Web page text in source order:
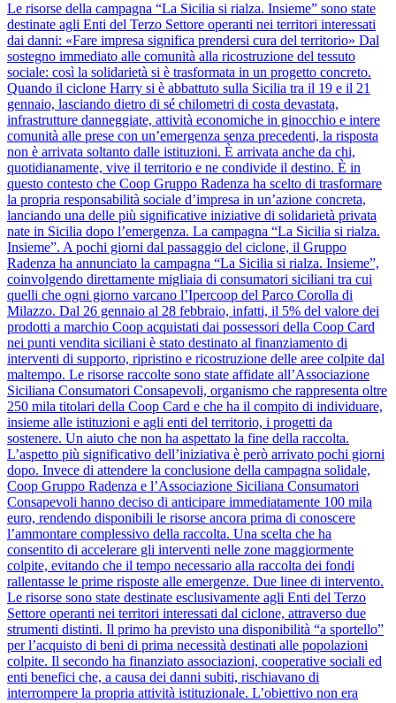
Le risorse della campagna “La Sicilia si rialza. Insieme” sono state
destinate agli Enti del Terzo Settore operanti nei territori interessati
dai danni: «Fare impresa significa prendersi cura del territorio» Dal
sostegno immediato alle comunità alla ricostruzione del tessuto
sociale: così la solidarietà si è trasformata in un progetto concreto.
Quando il ciclone Harry si è abbattuto sulla Sicilia tra il 19 e il 21
gennaio, lasciando dietro di sé chilometri di costa devastata,
infrastrutture danneggiate, attività economiche in ginocchio e intere
comunità alle prese con un’emergenza senza precedenti, la risposta
non è arrivata soltanto dalle istituzioni. È arrivata anche da chi,
quotidianamente, vive il territorio e ne condivide il destino. È in
questo contesto che Coop Gruppo Radenza ha scelto di trasformare
la propria responsabilità sociale d’impresa in un’azione concreta,
lanciando una delle più significative iniziative di solidarietà privata
nate in Sicilia dopo l’emergenza. La campagna “La Sicilia si rialza.
Insieme”. A pochi giorni dal passaggio del ciclone, il Gruppo
Radenza ha annunciato la campagna “La Sicilia si rialza. Insieme”,
coinvolgendo direttamente migliaia di consumatori siciliani tra cui
quelli che ogni giorno varcano l’Ipercoop del Parco Corolla di
Milazzo. Dal 26 gennaio al 28 febbraio, infatti, il 5% del valore dei
prodotti a marchio Coop acquistati dai possessori della Coop Card
nei punti vendita siciliani è stato destinato al finanziamento di
interventi di supporto, ripristino e ricostruzione delle aree colpite dal
maltempo. Le risorse raccolte sono state affidate all’Associazione
Siciliana Consumatori Consapevoli, organismo che rappresenta oltre
250 mila titolari della Coop Card e che ha il compito di individuare,
insieme alle istituzioni e agli enti del territorio, i progetti da
sostenere. Un aiuto che non ha aspettato la fine della raccolta.
L’aspetto più significativo dell’iniziativa è però arrivato pochi giorni
dopo. Invece di attendere la conclusione della campagna solidale,
Coop Gruppo Radenza e l’Associazione Siciliana Consumatori
Consapevoli hanno deciso di anticipare immediatamente 100 mila
euro, rendendo disponibili le risorse ancora prima di conoscere
l’ammontare complessivo della raccolta. Una scelta che ha
consentito di accelerare gli interventi nelle zone maggiormente
colpite, evitando che il tempo necessario alla raccolta dei fondi
rallentasse le prime risposte alle emergenze. Due linee di intervento.
Le risorse sono state destinate esclusivamente agli Enti del Terzo
Settore operanti nei territori interessati dal ciclone, attraverso due
strumenti distinti. Il primo ha previsto una disponibilità “a sportello”
per l’acquisto di beni di prima necessità destinati alle popolazioni
colpite. Il secondo ha finanziato associazioni, cooperative sociali ed
enti benefici che, a causa dei danni subiti, rischiavano di
interrompere la propria attività istituzionale. L’obiettivo non era